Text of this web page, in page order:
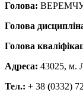
Голова:
Голова
Голова
Адреса: 43025, м.
Тел.: + 38 (0332)